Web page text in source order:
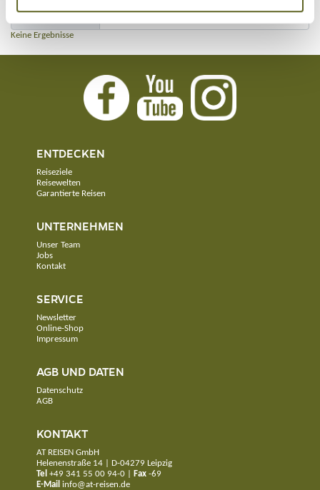
Sortieren nach:
Keine Ergebnisse
ENTDECKEN
Reiseziele
Reisewelten
Garantierte Reisen
UNTERNEHMEN
Unser Team
Jobs
Kontakt
SERVICE
Newsletter
Online-Shop
Impressum
AGB UND DATEN
Datenschutz
AGB
KONTAKT
AT REISEN GmbH
Helenenstraße 14 | D-04279 Leipzig
Tel +49 341 55 00 94-0 Fax -69
E-Mail info@at-reisen.de